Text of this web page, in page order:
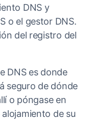
DNS y
o el gestor DNS.
del registro del
DNS es donde
seguro de dónde
o póngase en
de su